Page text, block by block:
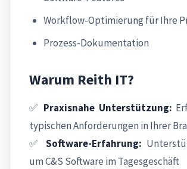
Workflow-Optimierung für Ihre
Prozess-Dokumentation
Warum Reith IT?
✅ Praxisnahe Unterstützung:
typischen Anforderungen in Ihrer
✅ Software-Erfahrung:
um C&S Software im Tagesgeschäft